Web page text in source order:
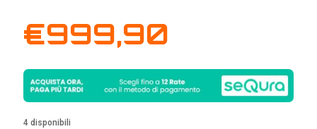
€999,90
4 disponibili